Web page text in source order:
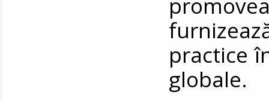
practice
globale.